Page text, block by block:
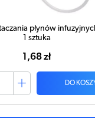
Beroset x